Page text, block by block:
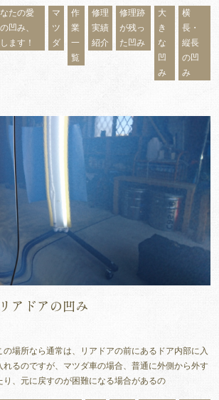
たの愛
凹み、
ます！
マ
ツ
ダ
作
業
一
覧
修理
実績
紹介
修理跡
が残っ
た凹み
大
き
な
凹
み
横
長・
縦長
の凹
み
アドアの凹み
場所なら通常は、リアドアの前にあるドア内部に入
れるのですが、マツダ車の場合、普通に外側から外す
り、元に戻すのが困難になる場合があるの